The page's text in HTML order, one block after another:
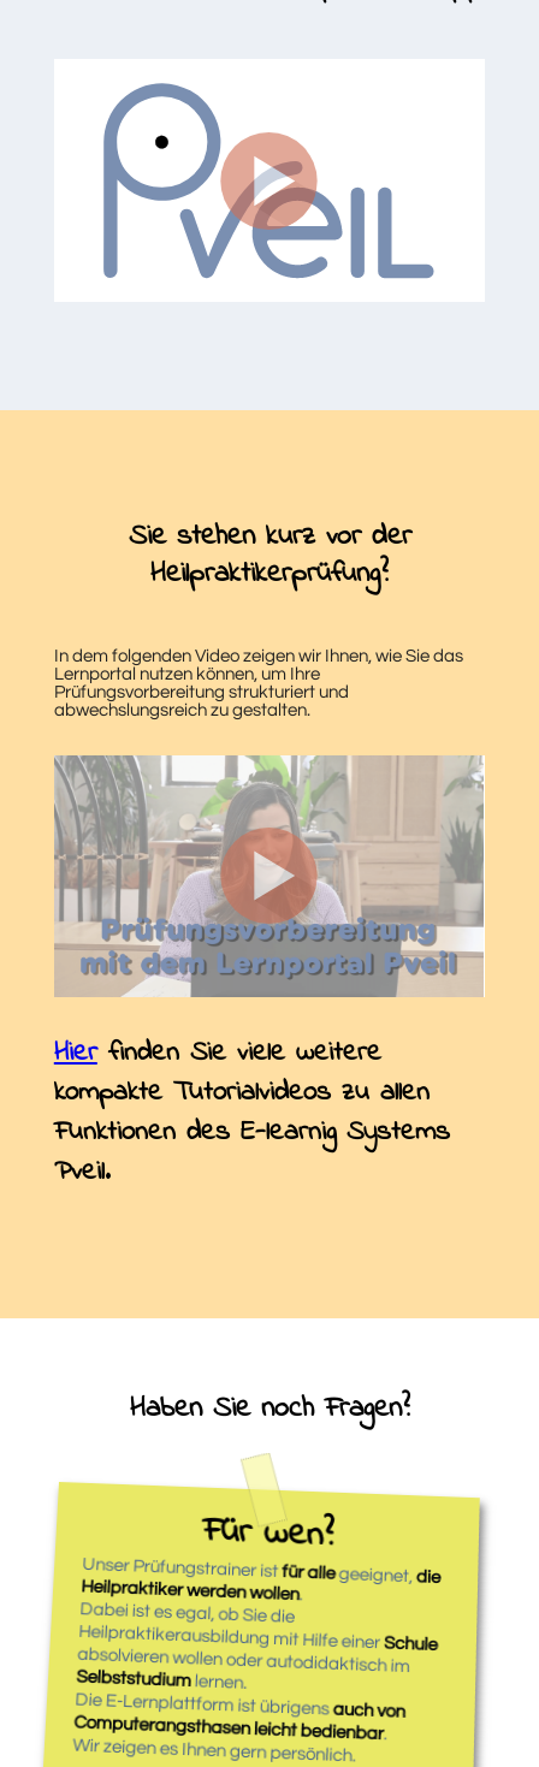
Sie stehen kurz vor der
Heilpraktikerprüfung?
In dem folgenden Video zeigen wir Ihnen, wie Sie das
Lernportal nutzen können, um Ihre
Prüfungsvorbereitung strukturiert und
abwechslungsreich zu gestalten.
Hierfinden Sie viele weitere
kompakte Tutorialvideos zu allen
Funktionen des E-learnig Systems
Pveil.
Haben Sie noch Fragen?
Für wen?
Unser Prüfungstrainer istfür allegeeignet, die
Heilpraktiker werden wollen.
Dabei ist es egal, ob Sie die
Heilpraktikerausbildung mit Hilfe einerSchule
absolvieren wollen oder autodidaktisch im
Selbststudiumlernen.
Die E-Lernplattform ist übrigensauch von
Computerangsthasen leicht bedienbar.
Wir zeigen es Ihnen gern persönlich.